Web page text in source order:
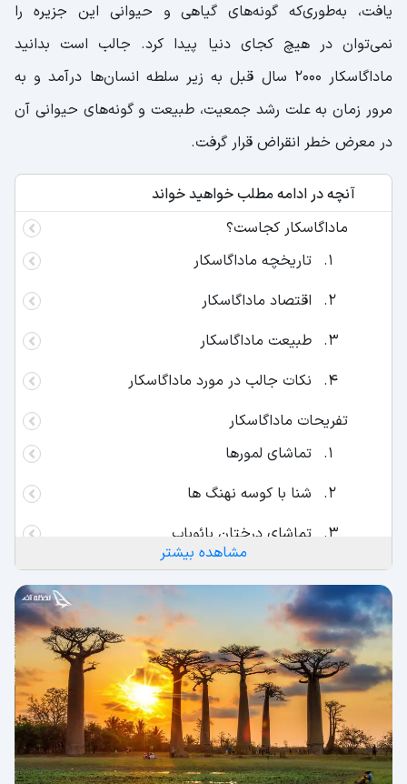
یافت، به‌طوری‌که گونه‌های گیاهی و حیوانی این جزیره را
نمی‌توان در هیچ کجای دنیا پیدا کرد. جالب است بدانید
ماداگاسکار 2000 سال قبل به زیر سلطه انسان‌ها درآمد و به
مرور زمان به علت رشد جمعیت، طبیعت و گونه‌های حیوانی آن
در معرض خطر انقراض قرار گرفت.
آنچه در ادامه مطلب خواهید خواند
ماداگاسکار کجاست؟
تاریخچه ماداگاسکار
اقتصاد ماداگاسکار
طبیعت ماداگاسکار
نکات جالب در مورد ماداگاسکار
تفریحات ماداگاسکار
تماشای لمورها
شنا با کوسه‌ نهنگ‌ ها
تماشای درختان بائوباب‌
گردش در شهر آنتاناناریوو
غواصی
لذت بردن از خوارکی‌ های محلی
تماشای پرندگان بومی
سواحل ماداگاسکار
تماشای وال‌ ها
مشاهده بیشتر